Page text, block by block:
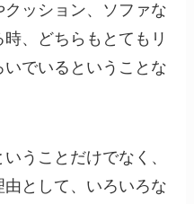
ッション、ソファな
、どちらもとてもリ
でいるということな
うことだけでなく、
として、いろいろな